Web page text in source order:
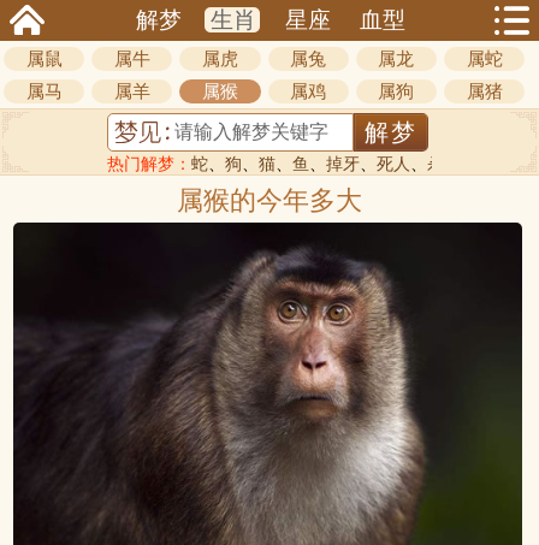
解梦 生肖 星座 血型
属鼠 属牛 属虎 属兔 属龙
属蛇
属马
属羊 属猴 属鸡 属狗 属猪
热门解梦： 蛇、 狗、 猫、 鱼 、 掉牙、 死人 、 杀人
属猴的今年多大